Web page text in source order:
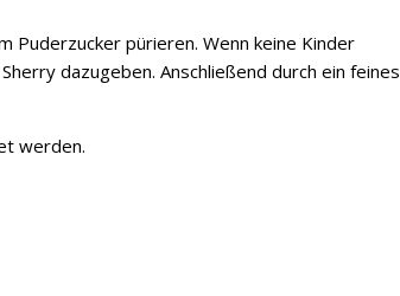
Puderzucker pürieren. Wenn keine Kinder
dazugeben. Anschließend durch ein feines
werden.